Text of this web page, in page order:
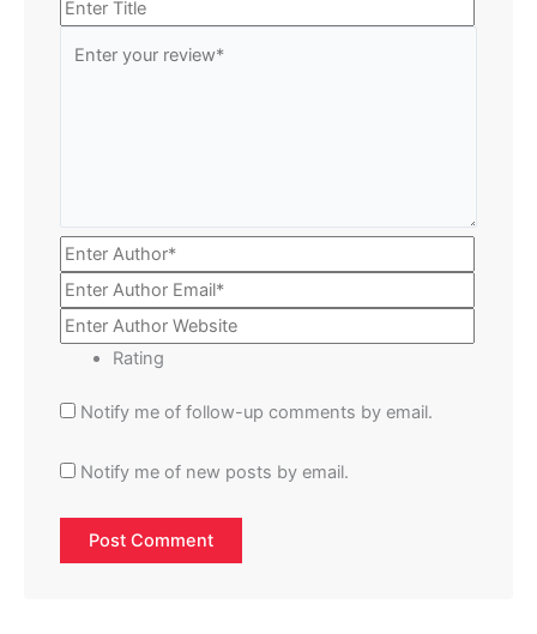
Rating
Notify me of follow-up comments by email.
Notify me of new posts by email.